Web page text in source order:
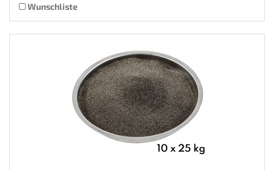
Wunschliste